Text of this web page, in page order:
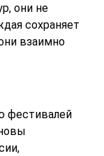
они не
сохраняет
взаимно
фестивалей